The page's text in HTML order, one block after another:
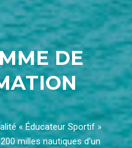
DE
« Éducateur Sportif »
milles nautiques d’un